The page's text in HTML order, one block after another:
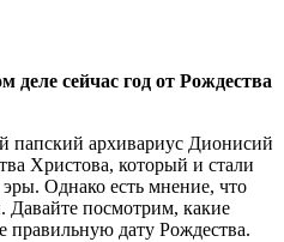
деле сейчас год от Рождества
папский архивариус Дионисий
Христова, который и стали
Однако есть мнение, что
посмотрим, какие
правильную дату Рождества.